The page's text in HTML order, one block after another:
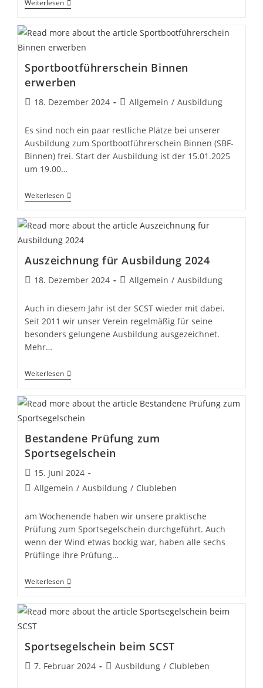
WeiterlesenAusbildung
2025
Erfolgreich
Sportbootführerschein Binnen
erwerben
Beitrag
18. Dezember 2024
Beitrags-
Allgemein / Ausbildung
Es sind noch ein paar restliche Plätze bei unserer
Ausbildung zum Sportbootführerschein Binnen (SBF-
Binnen) frei. Start der Ausbildung ist der 15.01.2025
um 19.00…
WeiterlesenSportbootführerschein
Binnen
Auszeichnung für Ausbildung 2024
Beitrag
18. Dezember 2024
Beitrags-
Allgemein / Ausbildung
Auch in diesem Jahr ist der SCST wieder mit dabei.
Seit 2011 wir unser Verein regelmäßig für seine
besonders gelungene Ausbildung ausgezeichnet.
Mehr…
WeiterlesenAuszeichnung Für
Ausbildung
Bestandene Prüfung zum
Sportsegelschein
Beitrag
veröffentlicht:
15. Juni 2024
Beitrags-
Allgemein / Ausbildung / Clubleben
am Wochenende haben wir unsere praktische
Prüfung zum Sportsegelschein durchgeführt. Auch
wenn der Wind etwas bockig war, haben alle sechs
Prüflinge ihre Prüfung…
WeiterlesenBestandene
Prüfung
Sportsegelschein
Sportsegelschein beim SCST
Beitrag
7. Februar 2024
Beitrags-
Ausbildung / Clubleben